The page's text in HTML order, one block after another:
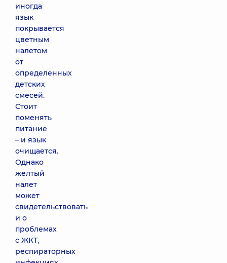
иногда
язык
покрывается
цветным
налетом
от
определенных
детских
смесей.
Стоит
поменять
питание
– и язык
очищается.
Однако
желтый
налет
может
свидетельствовать
и о
проблемах
с ЖКТ,
респираторных